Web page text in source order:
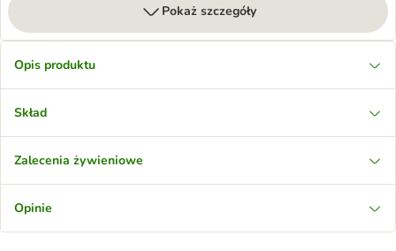
Pokaż szczegóły
Opis produktu
Skład
Zalecenia żywieniowe
Opinie